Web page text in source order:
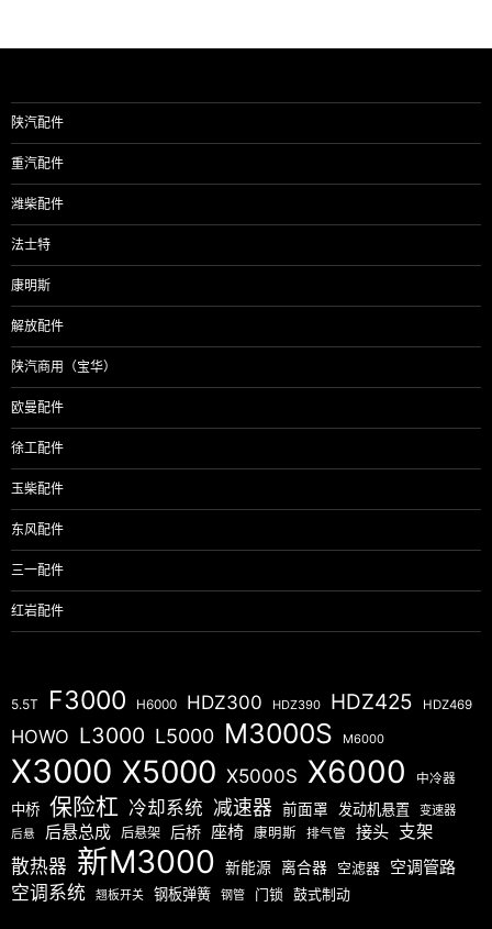
陕汽配件
重汽配件
潍柴配件
法士特
康明斯
解放配件
陕汽商用（宝华）
欧曼配件
徐工配件
玉柴配件
东风配件
三一配件
红岩配件
5.5T F3000 H6000 HDZ300 HDZ390 HDZ425 HDZ469
HOWO L3000 L5000 M3000S M6000
X3000 X5000 X5000S X6000 中冷器
中桥 保险杠 冷却系统 减速器 前面罩 发动机悬置 变速器
后悬 后悬总成 后悬架 后桥 座椅 康明斯 排气管 接头 支架
散热器 新M3000 新能源 离合器 空滤器 空调管路
空调系统 翘板开关 钢板弹簧 钢管 门锁 鼓式制动